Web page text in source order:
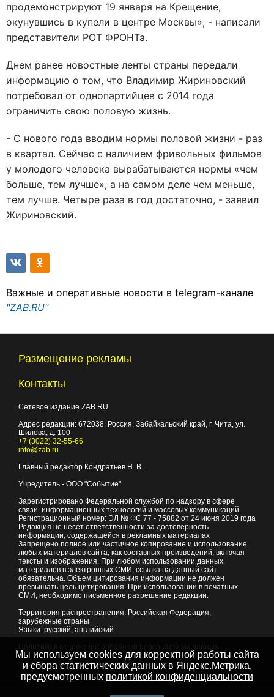
продемонстрируют 19 января на Крещение,
окунувшись в купели в центре Москвы», - написали
представители РОТ ФРОНТа.
Днем ранее новостные ленты страны передали
информацию о том, что Владимир Жириновский
потребовал от однопартийцев с 2014 года
ограничить свою половую жизнь.
- С нового года вводим нормы половой жизни - раз
в квартал. Сейчас с наличием фривольных фильмов
у молодого человека вырабатываются нормы «чем
больше, тем лучше», а на самом деле чем меньше,
тем лучше. Четыре раза в год достаточно, - заявил
Жириновский.
Важные и оперативные новости в telegram-канале
"ZAB.RU"
Размещение рекламы
Контакты
Сетевое издание ZAB.RU
Адрес редакции: 672038, Россия, Забайкальский край, г. Чита, ул.
Шилова, д. 100
+7 (3022) 32-55-66
info@zab.ru
Главный редактор Кондратьев Н. В.
Учредитель - ООО "Событие"
Зарегистрировано Федеральной службой по надзору в сфере
связи, информационных технологий и массовых коммуникаций.
Регистрационный номер: ЭЛ № ФС 77 - 75882 от 24 июня 2019 года
Редакция не несет ответственности за достоверность
информации, содержащейся в рекламных материалах
Запрещено полное или частичное копирование и использование
любых материалов сайта, как составных произведений, включая
тексты и изображения. При любом использовании данных
материалов в электронных СМИ, ссылка на данный сайт
обязательна. Объем цитирования информации не должен
превышать цель цитирования. При использовании в печатных
СМИ, необходимо письменное разрешение редакции.
Территория распространения: Российская Федерация,
зарубежные страны
Языки: русский, английский
© 2007 - 2026Портал Читы и Забайкальского края
Мы используем cookies для корректной работы сайта
и сбора статистических данных в Яндекс.Метрика,
предусмотренных политикой конфиденциальности